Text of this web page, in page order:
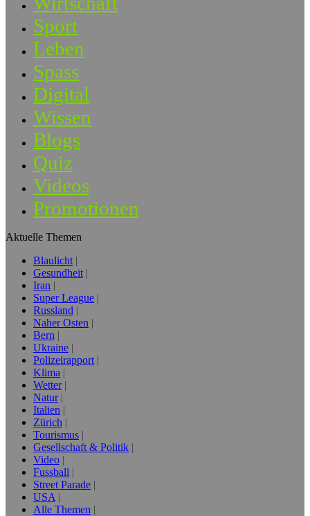
Sport
Leben
Spass
Digital
Wissen
Blogs
Quiz
Videos
Promotionen
Aktuelle Themen
Blaulicht
Gesundheit
Iran
Super League
Russland
Naher Osten
Bern
Ukraine
Polizeirapport
Klima
Wetter
Natur
Italien
Zürich
Tourismus
Gesellschaft & Politik
Video
Fussball
Street Parade
USA
Alle Themen